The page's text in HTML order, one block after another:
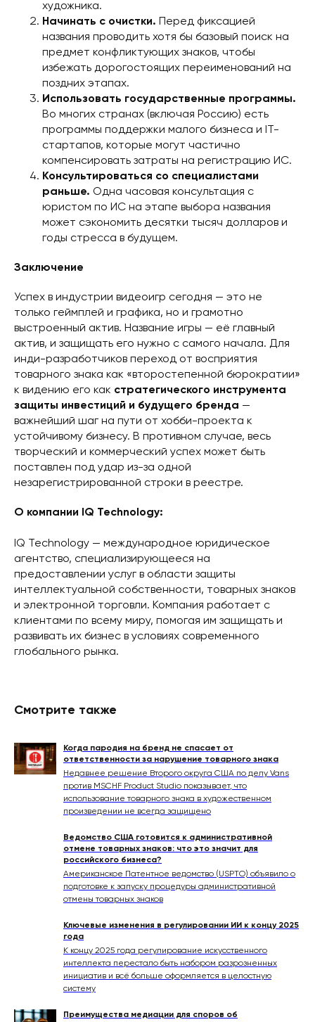
художника.
Начинать с очистки. Перед фиксацией
названия проводить хотя бы базовый поиск на
предмет конфликтующих знаков, чтобы
избежать дорогостоящих переименований на
поздних этапах.
Использовать государственные программы.
Во многих странах (включая Россию) есть
программы поддержки малого бизнеса и IT-
стартапов, которые могут частично
компенсировать затраты на регистрацию ИС.
Консультироваться со специалистами
раньше. Одна часовая консультация с
юристом по ИС на этапе выбора названия
может сэкономить десятки тысяч долларов и
годы стресса в будущем.
Заключение
Успех в индустрии видеоигр сегодня — это не
только геймплей и графика, но и грамотно
выстроенный актив. Название игры — её главный
актив, и защищать его нужно с самого начала. Для
инди-разработчиков переход от восприятия
товарного знака как «второстепенной бюрократии»
к видению его как стратегического инструмента
защиты инвестиций и будущего бренда —
важнейший шаг на пути от хобби-проекта к
устойчивому бизнесу. В противном случае, весь
творческий и коммерческий успех может быть
поставлен под удар из-за одной
незарегистрированной строки в реестре.
О компании IQ Technology:
IQ Technology — международное юридическое
агентство, специализирующееся на
предоставлении услуг в области защиты
интеллектуальной собственности, товарных знаков
и электронной торговли. Компания работает с
клиентами по всему миру, помогая им защищать и
развивать их бизнес в условиях современного
глобального рынка.
Смотрите также
Когда пародия на бренд не спасает от
ответственности за нарушение товарного знака
Недавнее решение Второго округа США по делу Vans
против MSCHF Product Studio показывает, что
использование товарного знака в художественном
произведении не всегда защищено
Ведомство США готовится к административной
отмене товарных знаков: что это значит для
российского бизнеса?
Американское Патентное ведомство (USPTO) объявило о
подготовке к запуску процедуры административной
отмены товарных знаков
Ключевые изменения в регулировании ИИ к концу 2025
года
К концу 2025 года регулирование искусственного
интеллекта перестало быть набором разрозненных
инициатив и всё больше оформляется в целостную
систему
Преимущества медиации для споров об